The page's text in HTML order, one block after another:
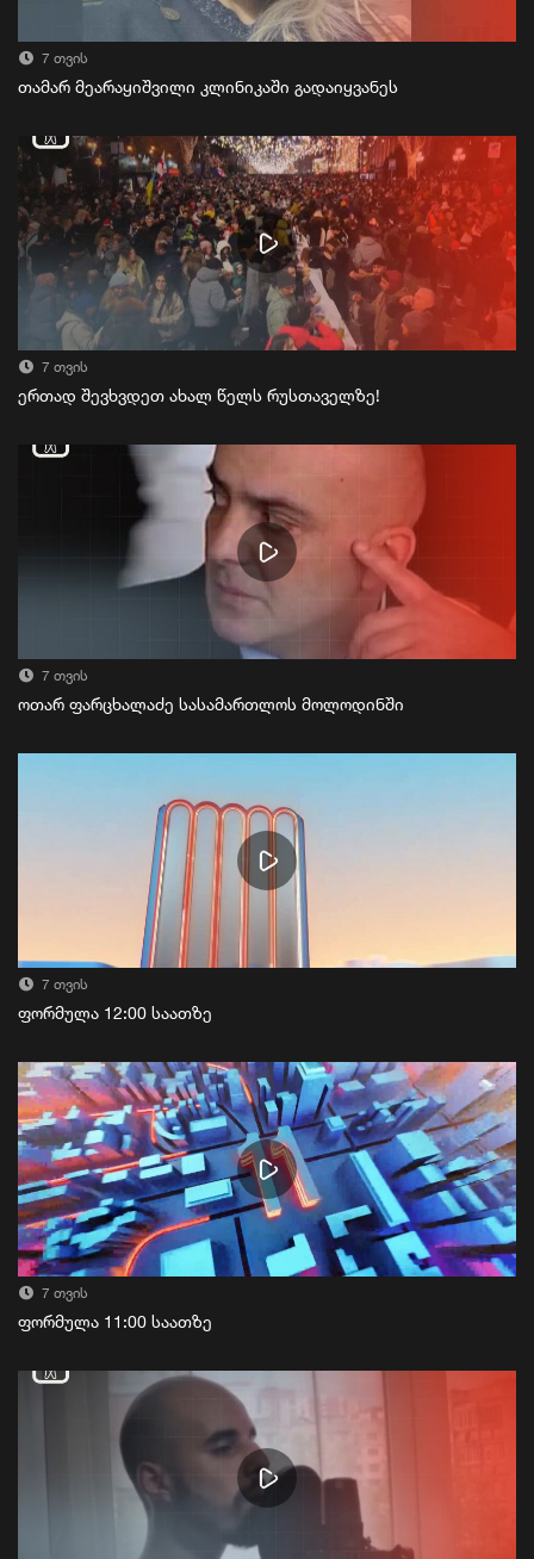
7 თვის
თამარ მეარაყიშვილი კლინიკაში გადაიყვანეს
7 თვის
ერთად შევხვდეთ ახალ წელს რუსთაველზე!
7 თვის
ოთარ ფარცხალაძე სასამართლოს მოლოდინში
7 თვის
ფორმულა 12:00 საათზე
7 თვის
ფორმულა 11:00 საათზე